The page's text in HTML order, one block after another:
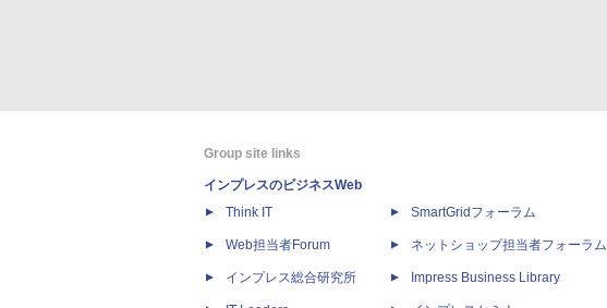
Group site links
インプレスのビジネスWeb
Think IT
Web担当者Forum
インプレス総合研究所
SmartGridフォーラム
ネットショップ担当者フォーラム
Impress Business Library